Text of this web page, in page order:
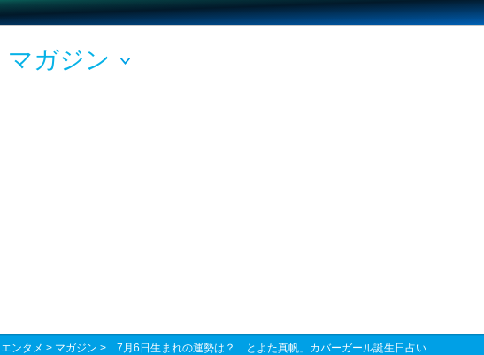
マガジン
エンタメ > マガジン > 7月6日生まれの運勢は？「とよた真帆」カバーガール誕生日占い